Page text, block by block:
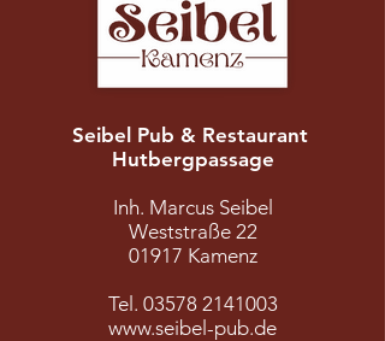
Seibel Pub & Restaurant
Hutbergpassage
Inh. Marcus Seibel
Weststraße 22
01917 Kamenz
Tel. 03578 2141003
www.seibel-pub.de